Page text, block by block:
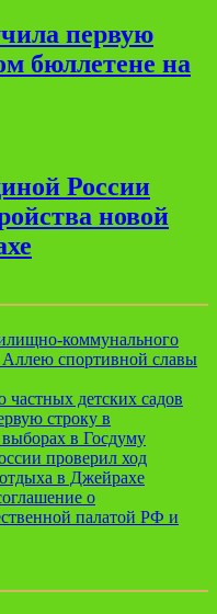
первую
бюллетене на
России
новой
коммунального
Аллею спортивной славы
детских садов
строку в
в Госдуму
проверил ход
в Джейрахе
о
палатой РФ и